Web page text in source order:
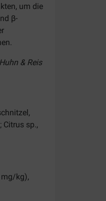
um die
β-
& Reis
Citrus sp.,
mg/kg),